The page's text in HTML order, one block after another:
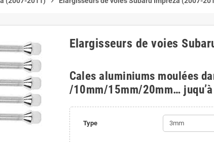
Elargisseurs de voies
Cales aluminiums moulées
/10mm/15mm/20mm…
Type